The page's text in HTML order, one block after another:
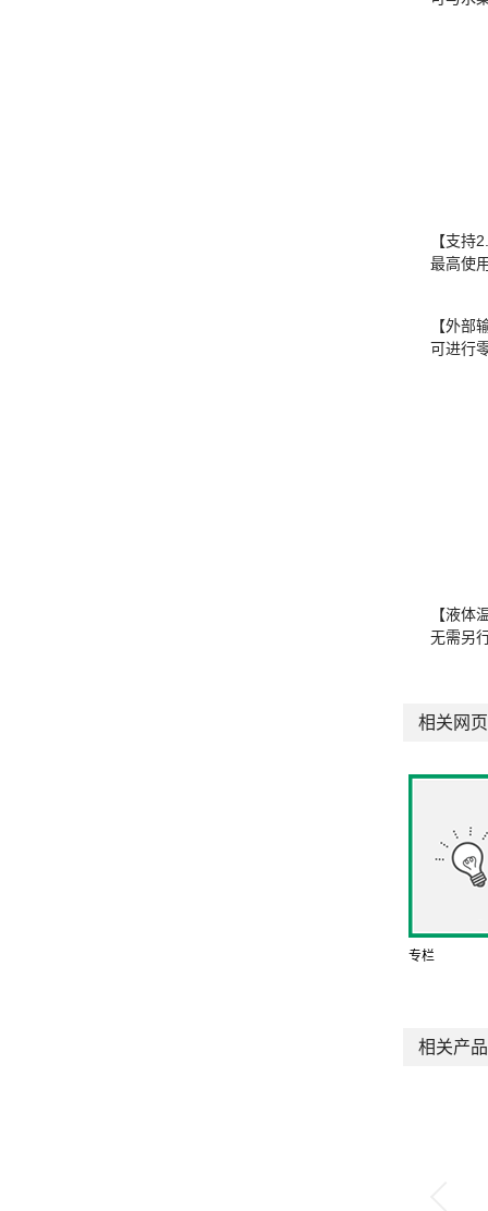
【支持
最高使
【外部
可进行
【液体
无需另
相关网页
专栏
相关产品